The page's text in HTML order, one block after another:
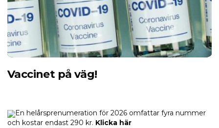
Vaccinet på väg!
En helårsprenumeration för 2026 omfattar fyra nummer
och kostar endast 290 kr. Klicka här